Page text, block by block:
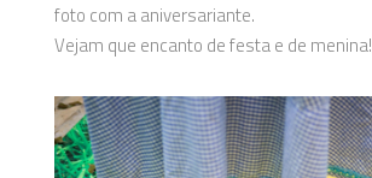
foto com a aniversariante.
Vejam que encanto de festa e de menina!